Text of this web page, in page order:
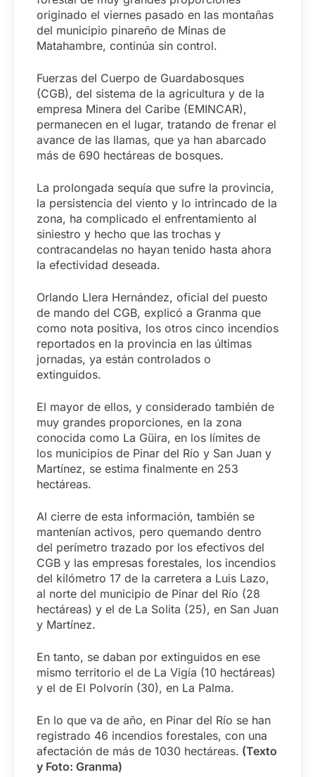
originado el viernes pasado en las montañas
del municipio pinareño de Minas de
Matahambre, continúa sin control.
Fuerzas del Cuerpo de Guardabosques
(CGB), del sistema de la agricultura y de la
empresa Minera del Caribe (EMINCAR),
permanecen en el lugar, tratando de frenar el
avance de las llamas, que ya han abarcado
más de 690 hectáreas de bosques.
La prolongada sequía que sufre la provincia,
la persistencia del viento y lo intrincado de la
zona, ha complicado el enfrentamiento al
siniestro y hecho que las trochas y
contracandelas no hayan tenido hasta ahora
la efectividad deseada.
Orlando Llera Hernández, oficial del puesto
de mando del CGB, explicó a Granma que
como nota positiva, los otros cinco incendios
reportados en la provincia en las últimas
jornadas, ya están controlados o
extinguidos.
El mayor de ellos, y considerado también de
muy grandes proporciones, en la zona
conocida como La Güira, en los límites de
los municipios de Pinar del Río y San Juan y
Martínez, se estima finalmente en 253
hectáreas.
Al cierre de esta información, también se
mantenían activos, pero quemando dentro
del perímetro trazado por los efectivos del
CGB y las empresas forestales, los incendios
del kilómetro 17 de la carretera a Luis Lazo,
al norte del municipio de Pinar del Río (28
hectáreas) y el de La Solita (25), en San Juan
y Martínez.
En tanto, se daban por extinguidos en ese
mismo territorio el de La Vigía (10 hectáreas)
y el de El Polvorín (30), en La Palma.
En lo que va de año, en Pinar del Río se han
registrado 46 incendios forestales, con una
afectación de más de 1030 hectáreas. (Texto
y Foto: Granma)